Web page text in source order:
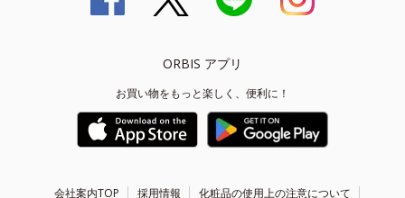
ORBIS アプリ
お買い物をもっと楽しく、便利に！
会社案内TOP 採用情報 化粧品の使用上の注意について